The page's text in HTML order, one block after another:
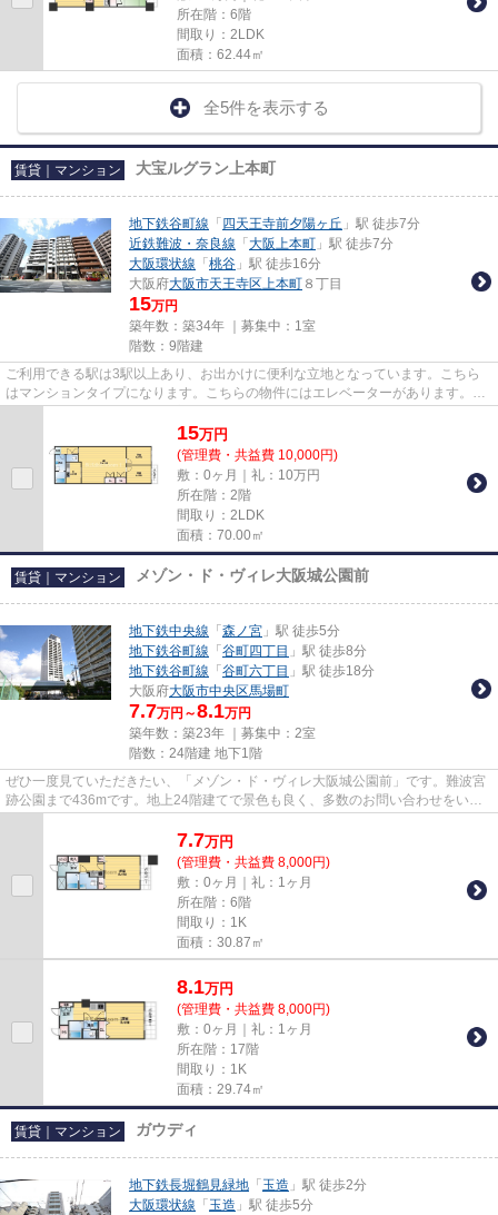
所在階：6階
間取り：2LDK
面積：62.44㎡
全5件を表示する
賃貸｜マンション 大宝ルグラン上本町
地下鉄谷町線 「 四天王寺前夕陽ヶ丘 」駅 徒歩7分
近鉄難波・奈良線 「 大阪上本町 」駅 徒歩7分
大阪環状線 「 桃谷 」駅 徒歩16分
大阪府大阪市天王寺区上本町 ８丁目
15万円
築年数：築34年 ｜募集中： 1室
階数：9階建
ご利用できる駅は3駅以上あり、お出かけに便利な立地となっています。こちら
はマンションタイプになります。こちらの物件にはエレベーターがあります。徒
15万円
(管理費・共益費 10,000円)
敷：0ヶ月｜礼：10万円
所在階：2階
間取り：2LDK
面積：70.00㎡
賃貸｜マンション メゾン・ド・ヴィレ大阪城公園前
地下鉄中央線 「 森ノ宮 」駅 徒歩5分
地下鉄谷町線 「 谷町四丁目 」駅 徒歩8分
地下鉄谷町線 「 谷町六丁目 」駅 徒歩18分
大阪府大阪市中央区馬場町
7.7万円～8.1万円
築年数：築23年 ｜募集中： 2室
階数：24階建 地下1階
ぜひ一度見ていただきたい、「メゾン・ド・ヴィレ大阪城公園前」です。難波宮
跡公園まで436mです。地上24階建てで景色も良く、多数のお問い合わせをいた
7.7万円
(管理費・共益費 8,000円)
敷：0ヶ月｜礼：1ヶ月
所在階：6階
間取り：1K
面積：30.87㎡
8.1万円
(管理費・共益費 8,000円)
敷：0ヶ月｜礼：1ヶ月
所在階：17階
間取り：1K
面積：29.74㎡
賃貸｜マンション ガウディ
地下鉄長堀鶴見緑地 「 玉造 」駅 徒歩2分
大阪環状線 「 玉造 」駅 徒歩5分